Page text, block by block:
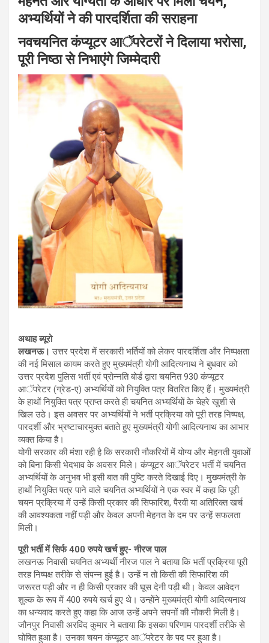
अभ्यर्थियों ने की पारदर्शिता की सराहना
नवचयनित कंप्यूटर आॅपरेटरों ने दिलाया भरोसा,
पूरी निष्ठा से निभाएंगे जिम्मेदारी
अथाह ब्यूरो
लखनऊ।उत्तर प्रदेश में सरकारी भर्तियों को लेकर पारदर्शिता और निष्पक्षता
की नई मिसाल कायम करते हुए मुख्यमंत्री योगी आदित्यनाथ ने बुधवार को
उत्तर प्रदेश पुलिस भर्ती एवं प्रोन्नति बोर्ड द्वारा चयनित 930 कंप्यूटर
आॅपरेटर (ग्रेड-ए) अभ्यर्थियों को नियुक्ति पत्र वितरित किए हैं। मुख्यमंत्री
के हाथों नियुक्ति पत्र प्राप्त करते ही चयनित अभ्यर्थियों के चेहरे खुशी से
खिल उठे। इस अवसर पर अभ्यर्थियों ने भर्ती प्रक्रिया को पूरी तरह निष्पक्ष,
पारदर्शी और भ्रष्टाचारमुक्त बताते हुए मुख्यमंत्री योगी आदित्यनाथ का आभार
व्यक्त किया है।
योगी सरकार की मंशा रही है कि सरकारी नौकरियों में योग्य और मेहनती युवाओं
को बिना किसी भेदभाव के अवसर मिले। कंप्यूटर आॅपरेटर भर्ती में चयनित
अभ्यर्थियों के अनुभव भी इसी बात की पुष्टि करते दिखाई दिए। मुख्यमंत्री के
हाथों नियुक्ति पत्र पाने वाले चयनित अभ्यर्थियों ने एक स्वर में कहा कि पूरी
चयन प्रक्रिया में उन्हें किसी प्रकार की सिफारिश, पैरवी या अतिरिक्त खर्च
की आवश्यकता नहीं पड़ी और केवल अपनी मेहनत के दम पर उन्हें सफलता
मिली।
पूरी भर्ती में सिर्फ 400 रुपये खर्च हुए- नीरज पाल
लखनऊ निवासी चयनित अभ्यर्थी नीरज पाल ने बताया कि भर्ती प्रक्रिया पूरी
तरह निष्पक्ष तरीके से संपन्न हुई है। उन्हें न तो किसी की सिफारिश की
जरूरत पड़ी और न ही किसी प्रकार की घूस देनी पड़ी थी। केवल आवेदन
शुल्क के रूप में 400 रुपये खर्च हुए थे। उन्होंने मुख्यमंत्री योगी आदित्यनाथ
का धन्यवाद करते हुए कहा कि आज उन्हें अपने सपनों की नौकरी मिली है।
जौनपुर निवासी अरविंद कुमार ने बताया कि इसका परिणाम पारदर्शी तरीके से
घोषित हुआ है। उनका चयन कंप्यूटर आॅपरेटर के पद पर हुआ है।